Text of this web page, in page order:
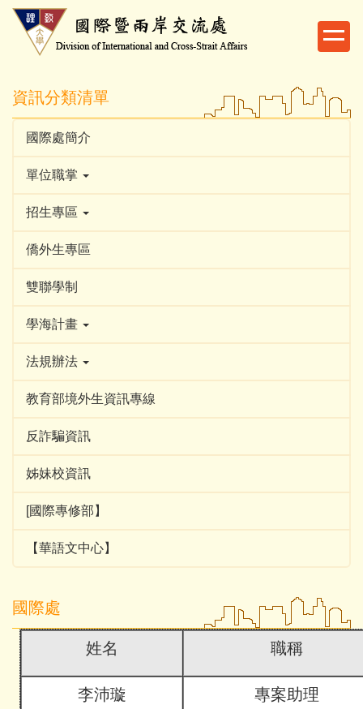
跳
內
容
資訊分類清單
國際處簡介
單位職掌
招生專區
僑外生專區
雙聯學制
學海計畫
法規辦法
教育部境外生資訊專線
反詐騙資訊
姊妹校資訊
[國際專修部】
【華語文中心】
國際處
姓名 職稱
李沛璇 專案助理